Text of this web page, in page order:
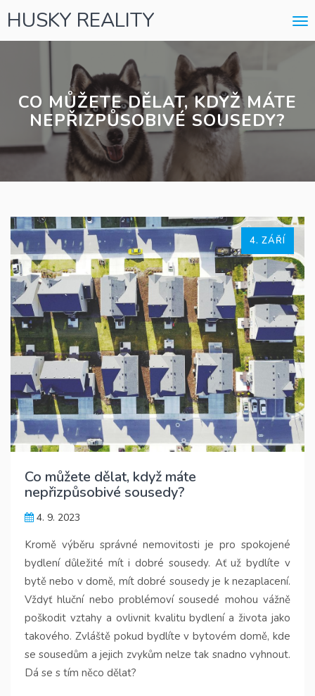
HUSKY REALITY
CO MŮŽETE DĚLAT, KDYŽ MÁTE
NEPŘIZPŮSOBIVÉ SOUSEDY?
Co můžete dělat, když máte
nepřizpůsobivé sousedy?
4. 9. 2023
4. ZÁŘÍ
Kromě výběru správné nemovitosti je pro spokojené
bydlení důležité mít i dobré sousedy. Ať už bydlíte v
bytě nebo v domě, mít dobré sousedy je k nezaplacení.
Vždyť hluční nebo problémoví sousedé mohou vážně
poškodit vztahy a ovlivnit kvalitu bydlení a života jako
takového. Zvláště pokud bydlíte v bytovém domě, kde
se sousedům a jejich zvykům nelze tak snadno vyhnout.
Dá se s tím něco dělat?